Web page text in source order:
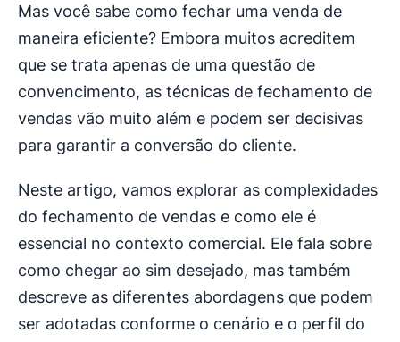
Mas você sabe como fechar uma venda de
maneira eficiente? Embora muitos acreditem
que se trata apenas de uma questão de
convencimento, as técnicas de fechamento de
vendas vão muito além e podem ser decisivas
para garantir a conversão do cliente.
Neste artigo, vamos explorar as complexidades
do fechamento de vendas e como ele é
essencial no contexto comercial. Ele fala sobre
como chegar ao sim desejado, mas também
descreve as diferentes abordagens que podem
ser adotadas conforme o cenário e o perfil do